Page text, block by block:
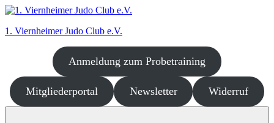
Zum
springen
1. Viernheimer Judo Club e.V.
dort
wo
es
Anmeldung zum Probetraining
Mitgliederportal Newsletter Widerruf